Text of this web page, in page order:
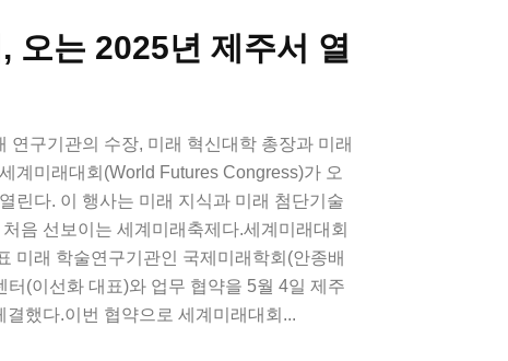
오는 2025년 제주서 열
연구기관의 수장, 미래 혁신대학 총장과 미래
계미래대회(World Futures Congress)가 오
린다. 이 행사는 미래 지식과 미래 첨단기술
음 선보이는 세계미래축제다.세계미래대회
미래 학술연구기관인 국제미래학회(안종배
터(이선화 대표)와 업무 협약을 5월 4일 제주
결했다.이번 협약으로 세계미래대회...